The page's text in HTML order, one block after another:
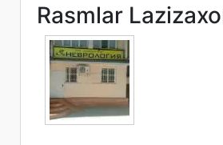
Rasmlar